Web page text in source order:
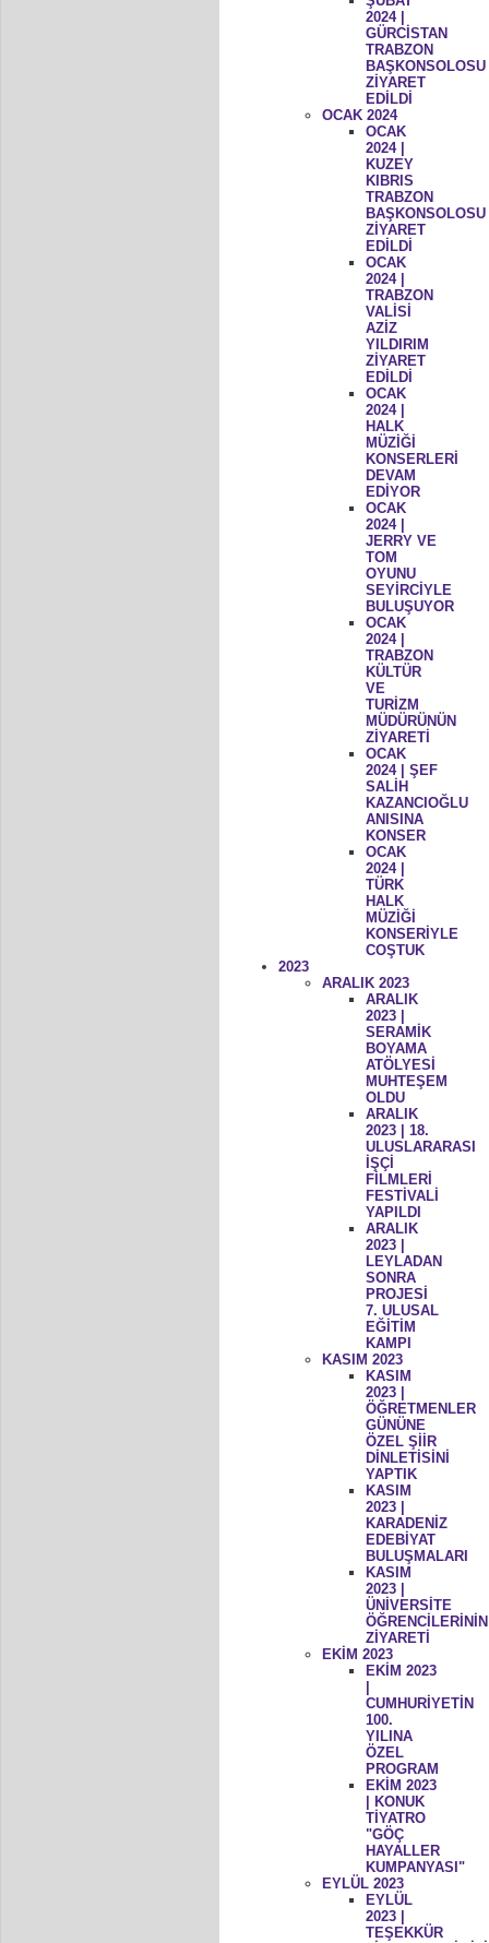
2024 |
GÜRCİSTAN
TRABZON
BAŞKONSOLOSU
ZİYARET
EDİLDİ
OCAK 2024
OCAK
2024 |
KUZEY
KIBRIS
TRABZON
BAŞKONSOLOSU
ZİYARET
EDİLDİ
OCAK
2024 |
TRABZON
VALİSİ
AZİZ
YILDIRIM
ZİYARET
EDİLDİ
OCAK
2024 |
HALK
MÜZİĞİ
KONSERLERİ
DEVAM
EDİYOR
OCAK
2024 |
JERRY VE
TOM
OYUNU
SEYİRCİYLE
BULUŞUYOR
OCAK
2024 |
TRABZON
KÜLTÜR
VE
TURİZM
MÜDÜRÜNÜN
ZİYARETİ
OCAK
2024 | ŞEF
SALİH
KAZANCIOĞLU
ANISINA
KONSER
OCAK
2024 |
TÜRK
HALK
MÜZİĞİ
KONSERİYLE
COŞTUK
2023
ARALIK 2023
ARALIK
2023 |
SERAMİK
BOYAMA
ATÖLYESİ
MUHTEŞEM
OLDU
ARALIK
2023 | 18.
ULUSLARARASI
İŞÇİ
FİLMLERİ
FESTİVALİ
YAPILDI
ARALIK
2023 |
LEYLADAN
SONRA
PROJESİ
7. ULUSAL
EĞİTİM
KAMPI
KASIM 2023
KASIM
2023 |
ÖĞRETMENLER
GÜNÜNE
ÖZEL ŞİİR
DİNLETİSİNİ
YAPTIK
KASIM
2023 |
KARADENİZ
EDEBİYAT
BULUŞMALARI
KASIM
2023 |
ÜNİVERSİTE
ÖĞRENCİLERİNİN
ZİYARETİ
EKİM 2023
EKİM 2023
CUMHURİYETİN
100.
YILINA
ÖZEL
PROGRAM
EKİM 2023
| KONUK
TİYATRO
"GÖÇ
HAYALLER
KUMPANYASI"
EYLÜL 2023
EYLÜL
2023 |
TEŞEKKÜR